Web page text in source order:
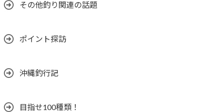
その他釣り関連の話題
ポイント探訪
沖縄釣行記
目指せ100種類！